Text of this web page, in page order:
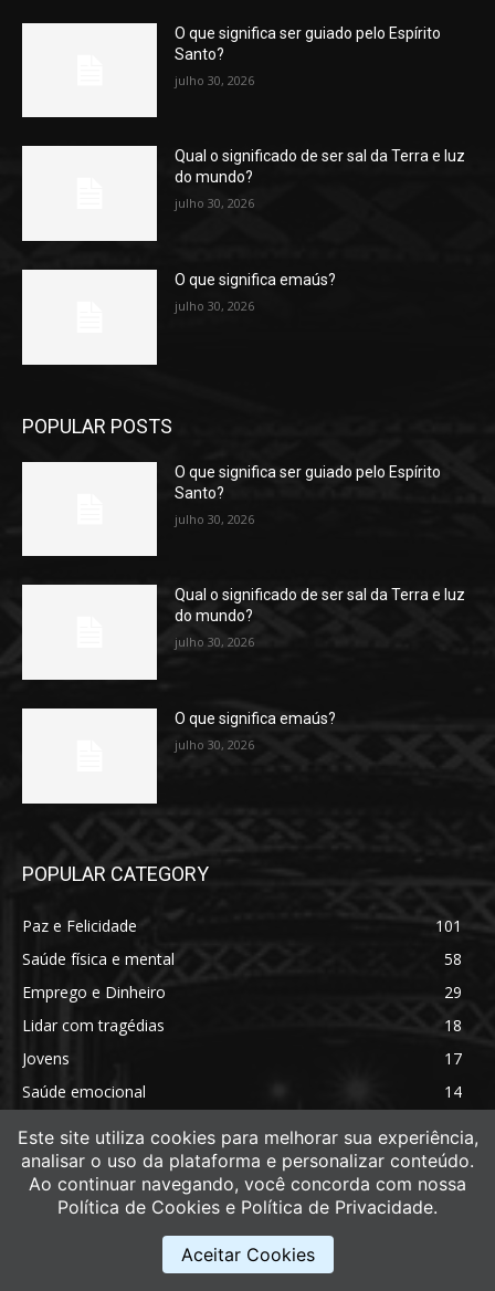
O que significa ser guiado pelo Espírito
Santo?
julho 30, 2026
Qual o significado de ser sal da Terra e luz
do mundo?
julho 30, 2026
O que significa emaús?
julho 30, 2026
POPULAR POSTS
O que significa ser guiado pelo Espírito
Santo?
julho 30, 2026
Qual o significado de ser sal da Terra e luz
do mundo?
julho 30, 2026
O que significa emaús?
julho 30, 2026
POPULAR CATEGORY
Paz e Felicidade
101
Saúde física e mental
58
Emprego e Dinheiro
29
Lidar com tragédias
18
Jovens
17
Saúde emocional
14
Este site utiliza cookies para melhorar sua experiência,
analisar o uso da plataforma e personalizar conteúdo.
Ao continuar navegando, você concorda com nossa
Política de Cookies e Política de Privacidade.
Aceitar Cookies